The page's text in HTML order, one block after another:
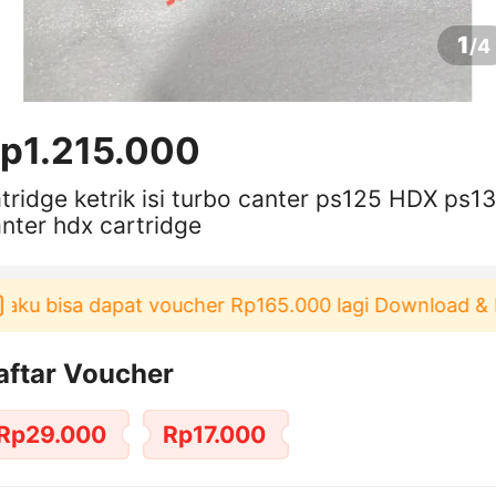
1/4
turbo canter ps125 HDX ps136
hdx cartridge
bisa dapat voucher Rp165.000 lagi Download &
Voucher
Rp17.000